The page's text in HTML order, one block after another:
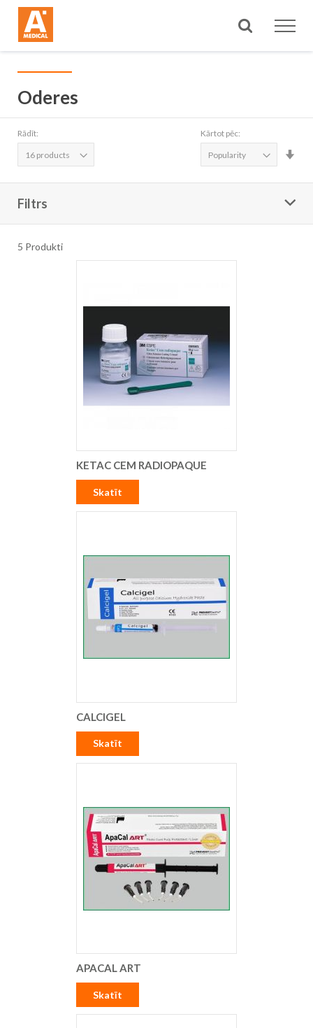
Meklēt
Oderes
Rādīt: Kārtot pēc:
Filtrs
5 Produkti
KETAC CEM RADIOPAQUE
Skatīt
CALCIGEL
Skatīt
APACAL ART
Skatīt